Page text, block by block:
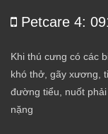
Petcare 4:
Khi thú cưng có các
khó thở, gãy xương,
đường tiểu, nuốt
nặng